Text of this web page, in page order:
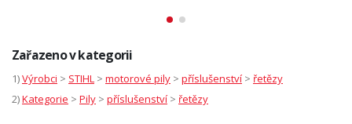
Zařazeno v kategorii
1)Výrobci > STIHL > motorové pily > příslušenství > řetězy
2)Kategorie > Pily > příslušenství > řetězy